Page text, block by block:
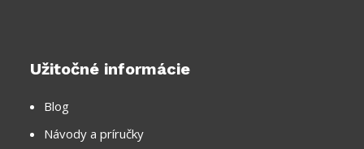
Užitočné informácie
Blog
Návody a príručky